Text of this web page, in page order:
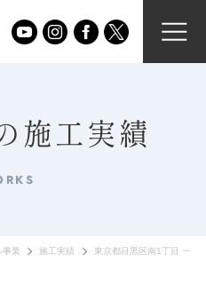
施工実績
事業 施工実績 東京都目黒区南1丁目 一般